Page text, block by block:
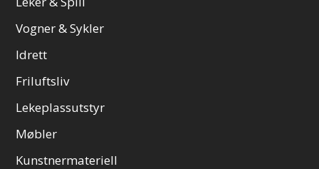
Vogner & Sykler
Idrett
Friluftsliv
Lekeplassutstyr
Møbler
Kunstnermateriell